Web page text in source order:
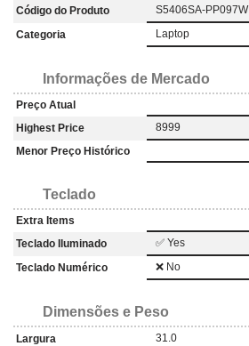
Código do Produto
S5406SA-PP097W
Categoria
Laptop
Informações de Mercado
Preço Atual
Highest Price
8999
Menor Preço Histórico
Teclado
Extra Items
Teclado Iluminado
✅ Yes
Teclado Numérico
❌ No
Dimensões e Peso
Largura
31.0